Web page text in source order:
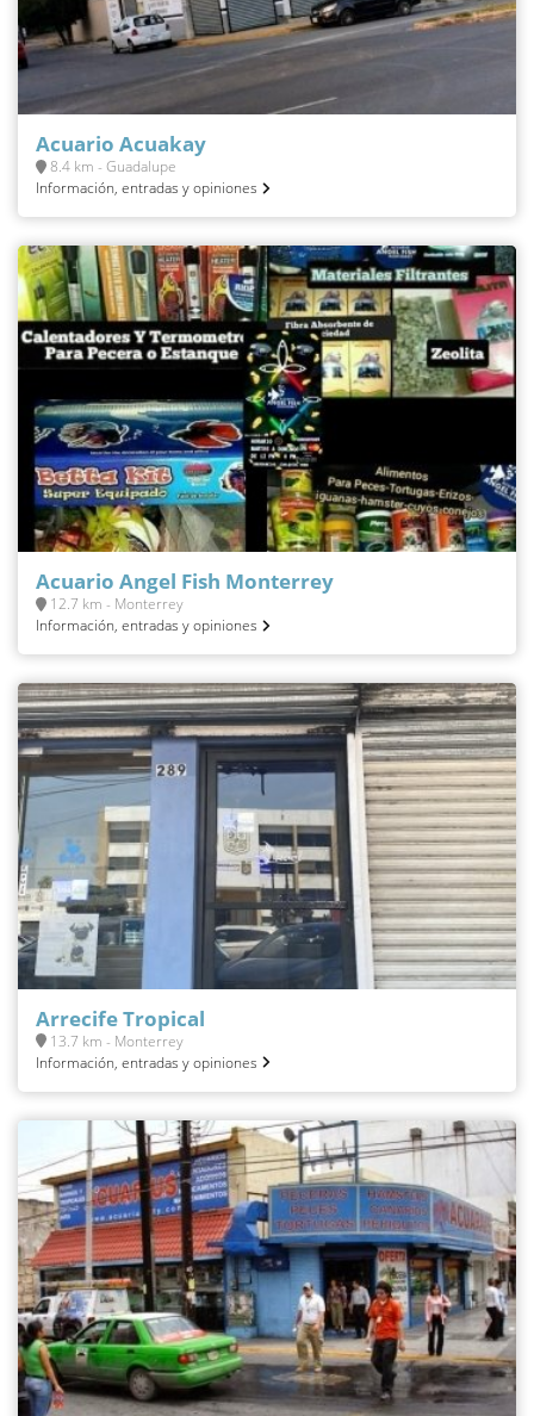
Acuario Acuakay
8.4 km - Guadalupe
Información, entradas y opiniones
Acuario Angel Fish Monterrey
12.7 km - Monterrey
Información, entradas y opiniones
Arrecife Tropical
13.7 km - Monterrey
Información, entradas y opiniones